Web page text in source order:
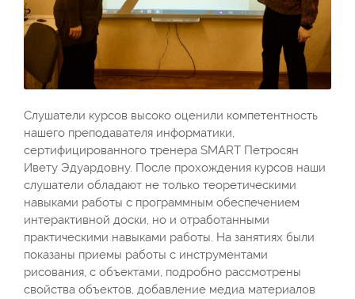
Слушатели курсов высоко оценили компетентность
нашего преподавателя информатики,
сертифицированного тренера SMART Петросян
Ивету Эдуардовну. После прохождения курсов наши
слушатели обладают не только теоретическими
навыками работы с программным обеспечением
интерактивной доски, но и отработанными
практическими навыками работы. На занятиях были
показаны приемы работы с инструментами
рисования, с объектами, подробно рассмотрены
свойства объектов, добавление медиа материалов